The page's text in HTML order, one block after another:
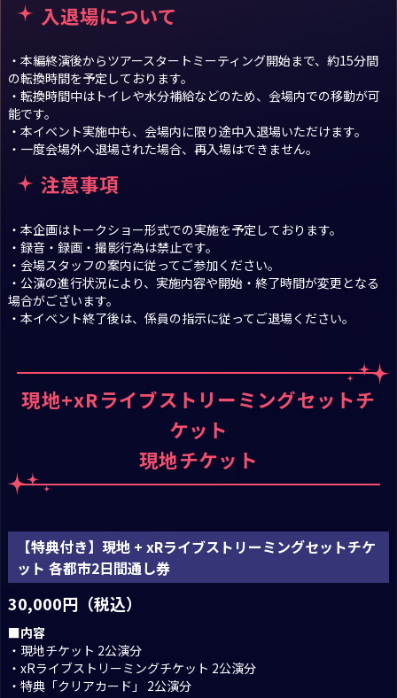
入退場について
・本編終演後からツアースタートミーティング開始まで、約15分間
の転換時間を予定しております。
・転換時間中はトイレや水分補給などのため、会場内での移動が可
能です。
・本イベント実施中も、会場内に限り途中入退場いただけます。
・一度会場外へ退場された場合、再入場はできません。
注意事項
・本企画はトークショー形式での実施を予定しております。
・録音・録画・撮影行為は禁止です。
・会場スタッフの案内に従ってご参加ください。
・公演の進行状況により、実施内容や開始・終了時間が変更となる
場合がございます。
・本イベント終了後は、係員の指示に従ってご退場ください。
現地+xRライブストリーミングセットチ
ケット
現地チケット
【特典付き】現地 + xRライブストリーミングセットチケ
ット 各都市2日間通し券
30,000円（税込）
■内容
・現地チケット 2公演分
・xRライブストリーミングチケット 2公演分
・特典「クリアカード」 2公演分